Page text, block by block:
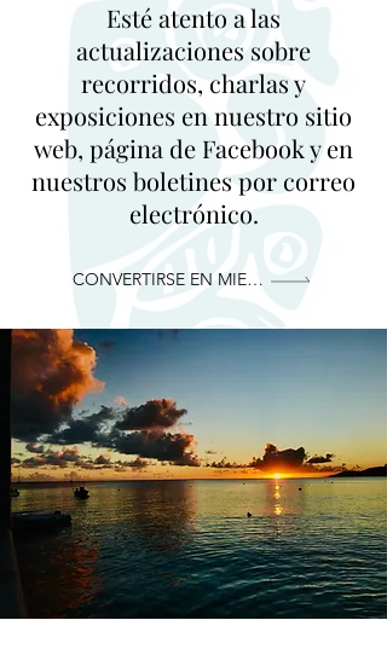
Esté atento a las
actualizaciones sobre
recorridos, charlas y
exposiciones en nuestro sitio
web, página de Facebook y en
nuestros boletines por correo
electrónico.
CONVERTIRSE EN MIEMBRO